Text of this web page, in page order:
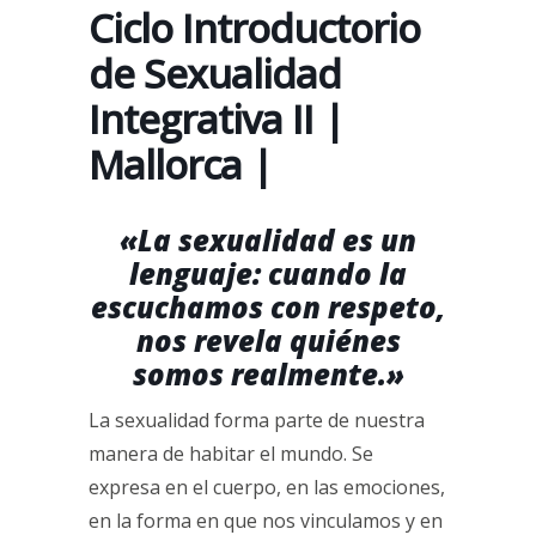
Ciclo Introductorio
de Sexualidad
Integrativa II |
Mallorca |
«La sexualidad es un
lenguaje: cuando la
escuchamos con respeto,
nos revela quiénes
somos realmente.»
La sexualidad forma parte de nuestra
manera de habitar el mundo. Se
expresa en el cuerpo, en las emociones,
en la forma en que nos vinculamos y en